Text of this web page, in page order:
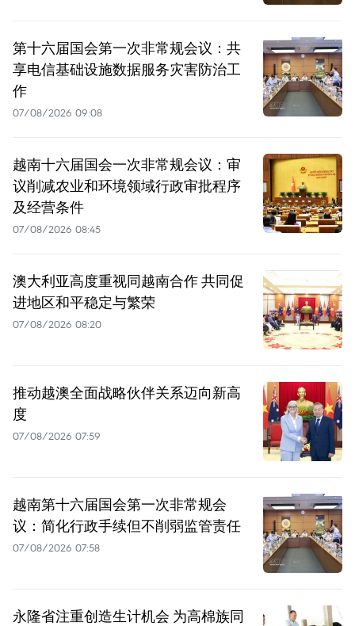
第十六届国会第一次非常规会议：共
享电信基础设施数据服务灾害防治工
作
07/08/2026 09:08
越南十六届国会一次非常规会议：审
议削减农业和环境领域行政审批程序
及经营条件
07/08/2026 08:45
澳大利亚高度重视同越南合作 共同促
进地区和平稳定与繁荣
07/08/2026 08:20
推动越澳全面战略伙伴关系迈向新高
度
07/08/2026 07:59
越南第十六届国会第一次非常规会
议：简化行政手续但不削弱监管责任
07/08/2026 07:58
永隆省注重创造生计机会 为高棉族同